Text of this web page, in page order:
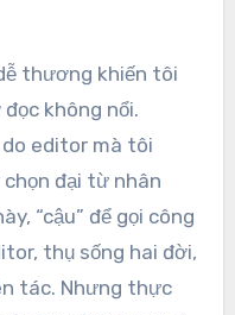
thương khiến tôi
không nổi.
editor mà tôi
đại từ nhân
“cậu” để gọi công
thụ sống hai đời,
tác. Nhưng thực